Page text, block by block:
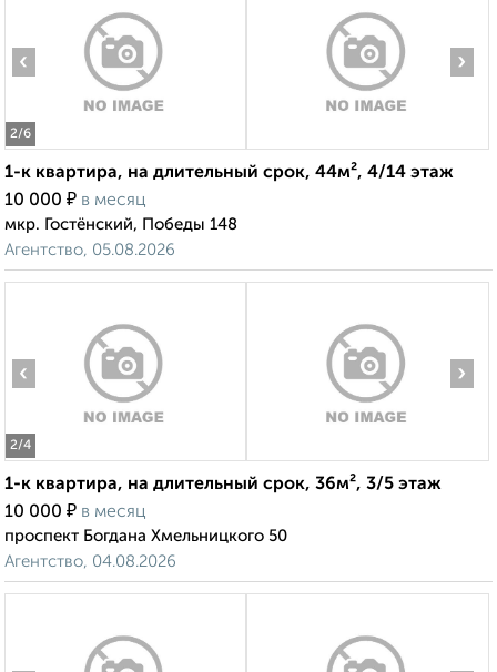
2/6
‹ ›
1-к квартира, на длительный срок, 44м², 4/14 этаж
10 000 ₽ в месяц
мкр. Гостёнский, Победы 148
Агентство, 05.08.2026
2/4
‹ ›
1-к квартира, на длительный срок, 36м², 3/5 этаж
10 000 ₽ в месяц
проспект Богдана Хмельницкого 50
Агентство, 04.08.2026